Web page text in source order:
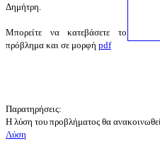
Δημήτρη.
Μπορείτε να κατεβάσετε το
πρόβλημα και σε μορφή pdf
Παρατηρήσεις:
Η λύση του προβλήματος θα
Λύση